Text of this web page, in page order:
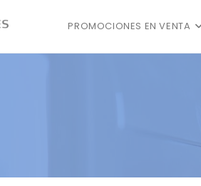
PROMOCIONES EN VENTA